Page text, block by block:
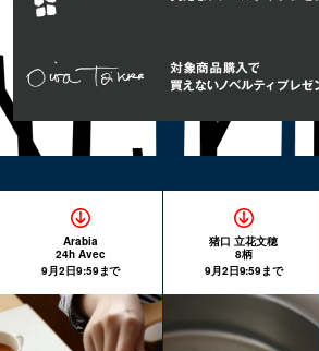
Arabia
24h Avec
9月2日9:59まで
猪口 立花文穂
8柄
9月2日9:59まで